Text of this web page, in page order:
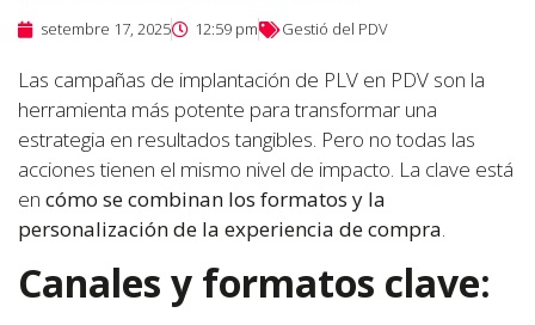
setembre 17, 2025 12:59 pm Gestió del PDV
Las campañas de implantación de PLV en PDV son la
herramienta más potente para transformar una
estrategia en resultados tangibles. Pero no todas las
acciones tienen el mismo nivel de impacto. La clave está
en cómo se combinan los formatos y la
personalización de la experiencia de compra.
Canales y formatos clave: